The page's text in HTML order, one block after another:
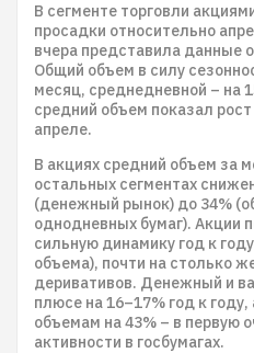
В сегменте торговли
просадки относительно
вчера представила данные
Общий объем в силу
месяц, среднедневной – на
средний объем показал
апреле.
В акциях средний объем за
остальных сегментах
(денежный рынок) до 34%
однодневных бумаг). Акции
сильную динамику год к
объема), почти на столько
деривативов. Денежный и
плюсе на 16–17% год к
объемам на 43% – в первую
активности в госбумагах.